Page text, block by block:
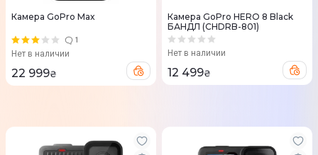
Камера GoPro Max
1
Нет в наличии
22 999₴
Камера GoPro HERO 8 Black
БАНДЛ (CHDRB-801)
Нет в наличии
12 499₴